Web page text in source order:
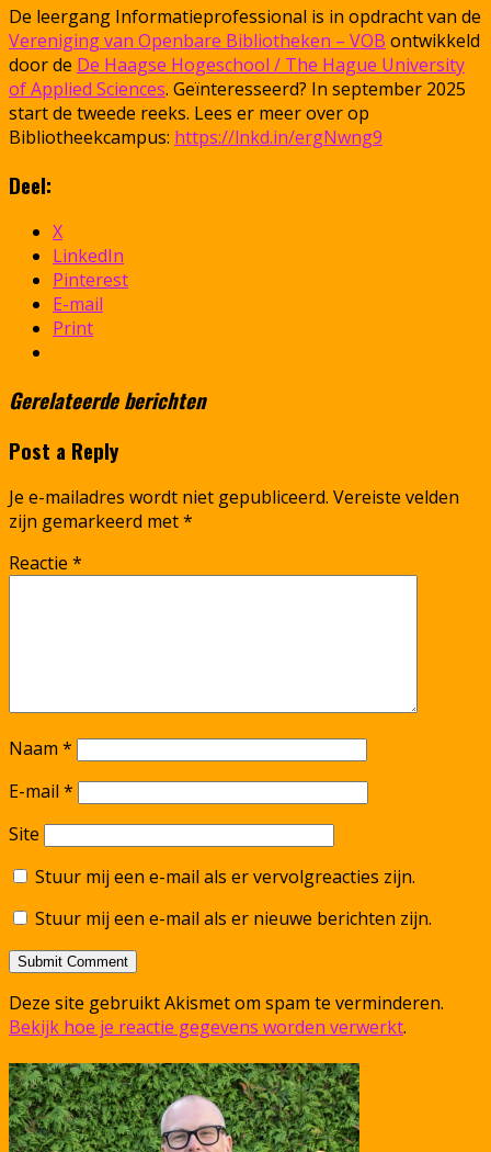
De leergang Informatieprofessional is in opdracht van de
Vereniging van Openbare Bibliotheken – VOB ontwikkeld
door de De Haagse Hogeschool / The Hague University
of Applied Sciences. Geïnteresseerd? In september 2025
start de tweede reeks. Lees er meer over op
Bibliotheekcampus: https://lnkd.in/ergNwng9
Deel:
X
LinkedIn
Pinterest
E-mail
Print
Gerelateerde berichten
Post a Reply
Je e-mailadres wordt niet gepubliceerd. Vereiste velden
zijn gemarkeerd met*
Reactie *
Naam *
E-mail *
Site
Stuur mij een e-mail als er vervolgreacties zijn.
Stuur mij een e-mail als er nieuwe berichten zijn.
Deze site gebruikt Akismet om spam te verminderen.
Bekijk hoe je reactie gegevens worden verwerkt.